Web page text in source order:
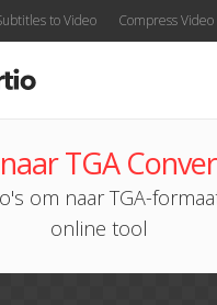
to Video Compress Video
naar TGA
om naar TGA-
online tool